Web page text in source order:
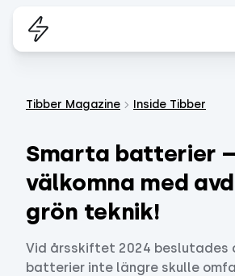
Tibber Magazine Inside Tibber
Smarta batterier
välkomna med
grön teknik!
Vid årsskiftet 2024
batterier inte längre skulle